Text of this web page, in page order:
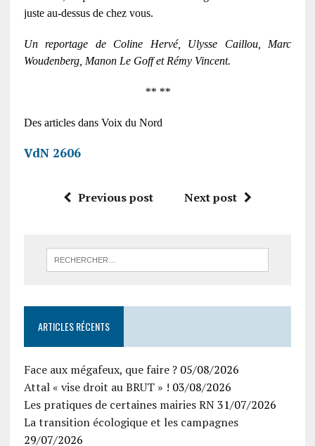
juste au-dessus de chez vous.
Un reportage de Coline Hervé, Ulysse Caillou, Marc
Woudenberg, Manon Le Goff et Rémy Vincent.
** **
Des articles dans Voix du Nord
VdN 2606
Previous post Next post
ARTICLES RÉCENTS
Face aux mégafeux, que faire ? 05/08/2026
Attal « vise droit au BRUT » ! 03/08/2026
Les pratiques de certaines mairies RN 31/07/2026
La transition écologique et les campagnes
29/07/2026